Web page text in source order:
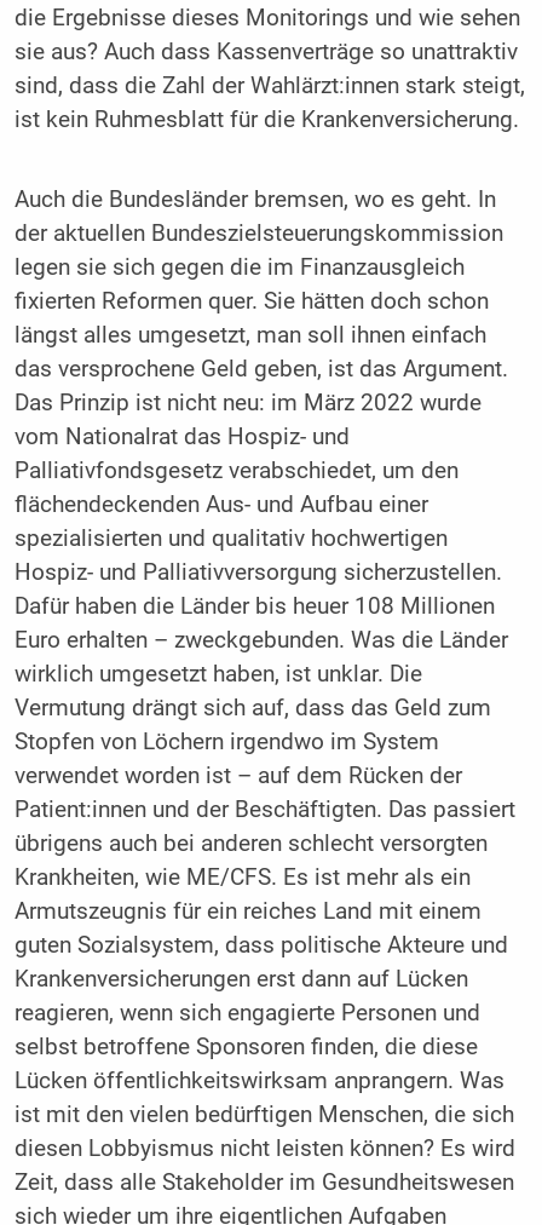
die Ergebnisse dieses Monitorings und wie sehen
sie aus? Auch dass Kassenverträge so unattraktiv
sind, dass die Zahl der Wahlärzt:innen stark steigt,
ist kein Ruhmesblatt für die Krankenversicherung.
Auch die Bundesländer bremsen, wo es geht. In
der aktuellen Bundeszielsteuerungskommission
legen sie sich gegen die im Finanzausgleich
fixierten Reformen quer. Sie hätten doch schon
längst alles umgesetzt, man soll ihnen einfach
das versprochene Geld geben, ist das Argument.
Das Prinzip ist nicht neu: im März 2022 wurde
vom Nationalrat das Hospiz- und
Palliativfondsgesetz verabschiedet, um den
flächendeckenden Aus- und Aufbau einer
spezialisierten und qualitativ hochwertigen
Hospiz- und Palliativversorgung sicherzustellen.
Dafür haben die Länder bis heuer 108 Millionen
Euro erhalten – zweckgebunden. Was die Länder
wirklich umgesetzt haben, ist unklar. Die
Vermutung drängt sich auf, dass das Geld zum
Stopfen von Löchern irgendwo im System
verwendet worden ist – auf dem Rücken der
Patient:innen und der Beschäftigten. Das passiert
übrigens auch bei anderen schlecht versorgten
Krankheiten, wie ME/CFS. Es ist mehr als ein
Armutszeugnis für ein reiches Land mit einem
guten Sozialsystem, dass politische Akteure und
Krankenversicherungen erst dann auf Lücken
reagieren, wenn sich engagierte Personen und
selbst betroffene Sponsoren finden, die diese
Lücken öffentlichkeitswirksam anprangern. Was
ist mit den vielen bedürftigen Menschen, die sich
diesen Lobbyismus nicht leisten können? Es wird
Zeit, dass alle Stakeholder im Gesundheitswesen
sich wieder um ihre eigentlichen Aufgaben